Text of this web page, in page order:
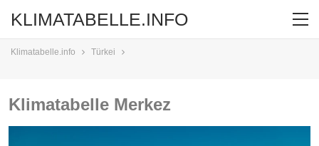
KLIMATABELLE.INFO
Klimatabelle.info Türkei
Klimatabelle Merkez